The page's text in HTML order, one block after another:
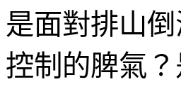
是面對排山
控制的脾氣